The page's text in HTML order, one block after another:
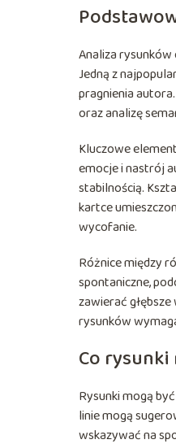
Analiza
Jedną z
pragnienia
oraz analizę
Kluczowe
emocje i nastrój
stabilnością.
kartce
wycofanie.
Różnice między
spontaniczne,
zawierać
rysunków
Co
Rysunki mogą
linie mogą
wskazywać na